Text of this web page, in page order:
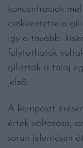
koncentrációk
csökkentette a
így a további
folytathatók
giliszták a talaj
jelzői.
A komposzt
érték változása,
során jelentősen